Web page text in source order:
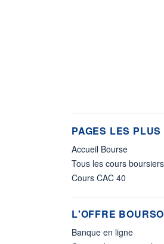
PAGES LES
Accueil Bourse
Tous les cours boursiers
Cours CAC 40
L'OFFRE
Banque en ligne